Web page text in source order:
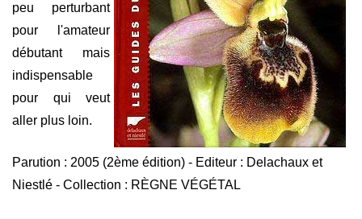
peu perturbant
pour l'amateur
débutant mais
indispensable
pour qui veut
aller plus loin.
Parution : 2005 (2ème édition) - Editeur : Delachaux et
Niestlé - Collection : RÈGNE VÉGÉTAL